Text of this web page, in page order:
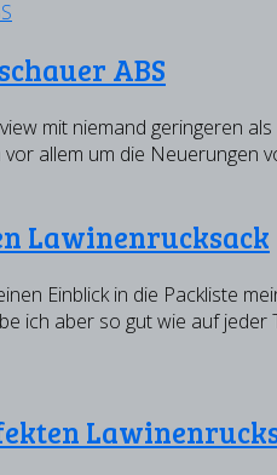
ABS
mit niemand geringeren
allem um die Neuerungen
Lawinenrucksack
Einblick in die Packliste
ich aber so gut wie auf